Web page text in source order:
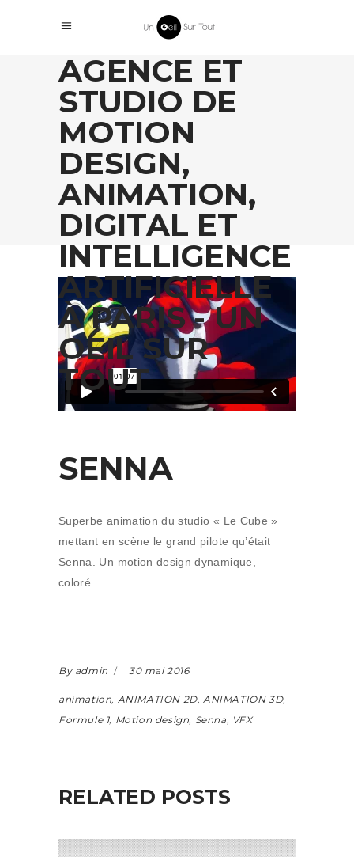
AGENCE ET
STUDIO DE
MOTION
DESIGN,
ANIMATION,
DIGITAL ET
INTELLIGENCE
ARTIFICIELLE
À PARIS - UN
OEIL SUR
TOUT
SENNA
Superbe animation du studio « Le Cube »
mettant en scène le grand pilote qu’était
Senna. Un motion design dynamique,
coloré…
By admin 30 mai 2016
animation ANIMATION 2D, ANIMATION 3D,
Formule 1, Motion design Senna VFX
RELATED POSTS